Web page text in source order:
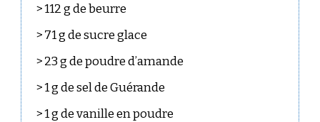
> 112 g de beurre
> 71 g de sucre glace
> 23 g de poudre d’amande
> 1 g de sel de Guérande
> 1 g de vanille en poudre